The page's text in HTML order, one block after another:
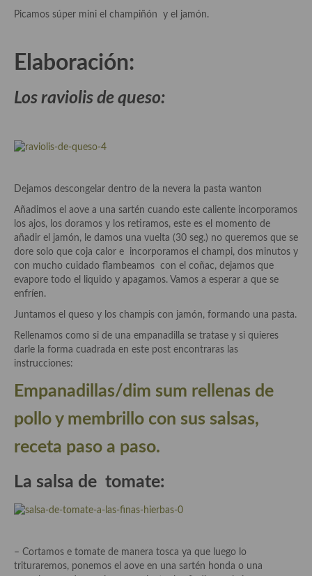
Ensaladas
Gazpachos, salmorejos, sopas y cremas frías
Quínoa
Arroces Y fideuás
Cuscús
Huevos
Masas elaboradas con harina, pizzas, quiches y demás
Plato principal
Aves
Carne
Postres y dulces
Postres con frutas
Quesos, recetas
Salazones y encurtidos
Recetas Especiales
Recetas maridadas con los mejores AOVES
Picamos súper mini el champiñón y el jamón.
Elaboración:
Los raviolis de queso:
Dejamos descongelar dentro de la nevera la pasta wanton
Añadimos el aove a una sartén cuando este caliente incorporamos
los ajos, los doramos y los retiramos, este es el momento de
añadir el jamón, le damos una vuelta (30 seg.) no queremos que se
dore solo que coja calor e incorporamos el champi, dos minutos y
con mucho cuidado flambeamos con el coñac, dejamos que
evapore todo el liquido y apagamos. Vamos a esperar a que se
enfríen.
Juntamos el queso y los champis con jamón, formando una pasta.
Rellenamos como si de una empanadilla se tratase y si quieres
darle la forma cuadrada en este post encontraras las
instrucciones:
Empanadillas/dim sum rellenas de
pollo y membrillo con sus salsas,
receta paso a paso.
La salsa de tomate:
– Cortamos e tomate de manera tosca ya que luego lo
trituraremos, ponemos el aove en una sartén honda o una